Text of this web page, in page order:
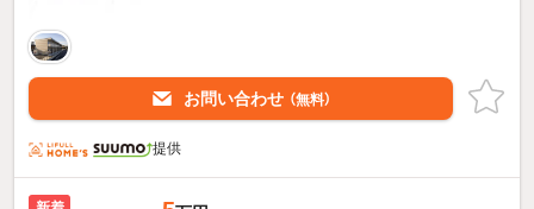
お問い合わせ （無料）
提供